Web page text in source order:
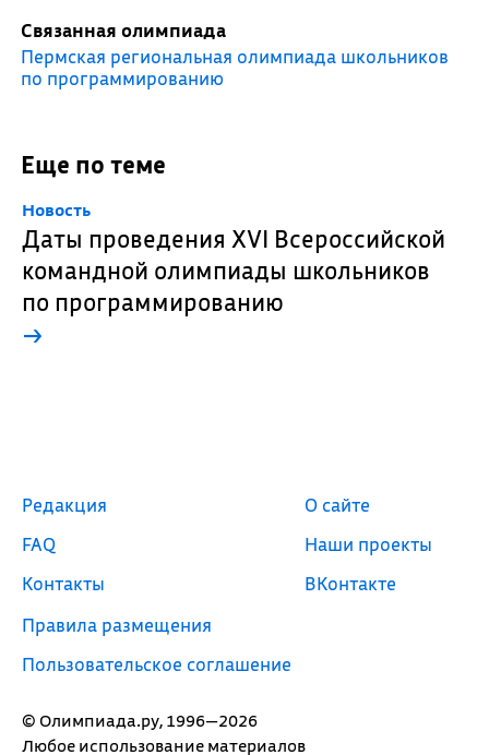
Связанная олимпиада
Пермская региональная олимпиада школьников
по программированию
Еще по теме
Новость
Даты проведения XVI Всероссийской
командной олимпиады школьников
по программированию
→
© Олимпиада.ру, 1996—2026
Любое использование материалов
Редакция
FAQ
Контакты
Правила размещения
Пользовательское соглашение
О сайте
Наши проекты
ВКонтакте